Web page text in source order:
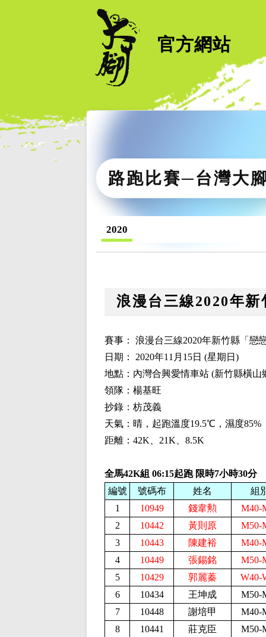
官方網站
路跑比賽─台灣大
2020
浪漫台三線2020年
賽事： 浪漫台三線2020年新竹縣「戀
日期： 2020年11月15日 (星期日)
地點：內灣合興愛情車站 (新竹縣橫山
領隊：楊基旺
抄錄：枋茂義
天氣：晴，起跑溫度19.5℃，濕度85%
距離：42K、21K、8.5K
全馬42K組 06:15起跑 限時7小時30分
編號
號碼布 姓名
組
1
10949 錢韋勲
M40-
2
10442 黃則原
M50-
3
10443 陳建裕
M40-
4
10449 張錫銘
M50-
5
10429 郭麗蓁
W40-
6
10434 王坤成
M50-
7
10448 謝培甲
M40-
8
10441 莊克臣
M50-